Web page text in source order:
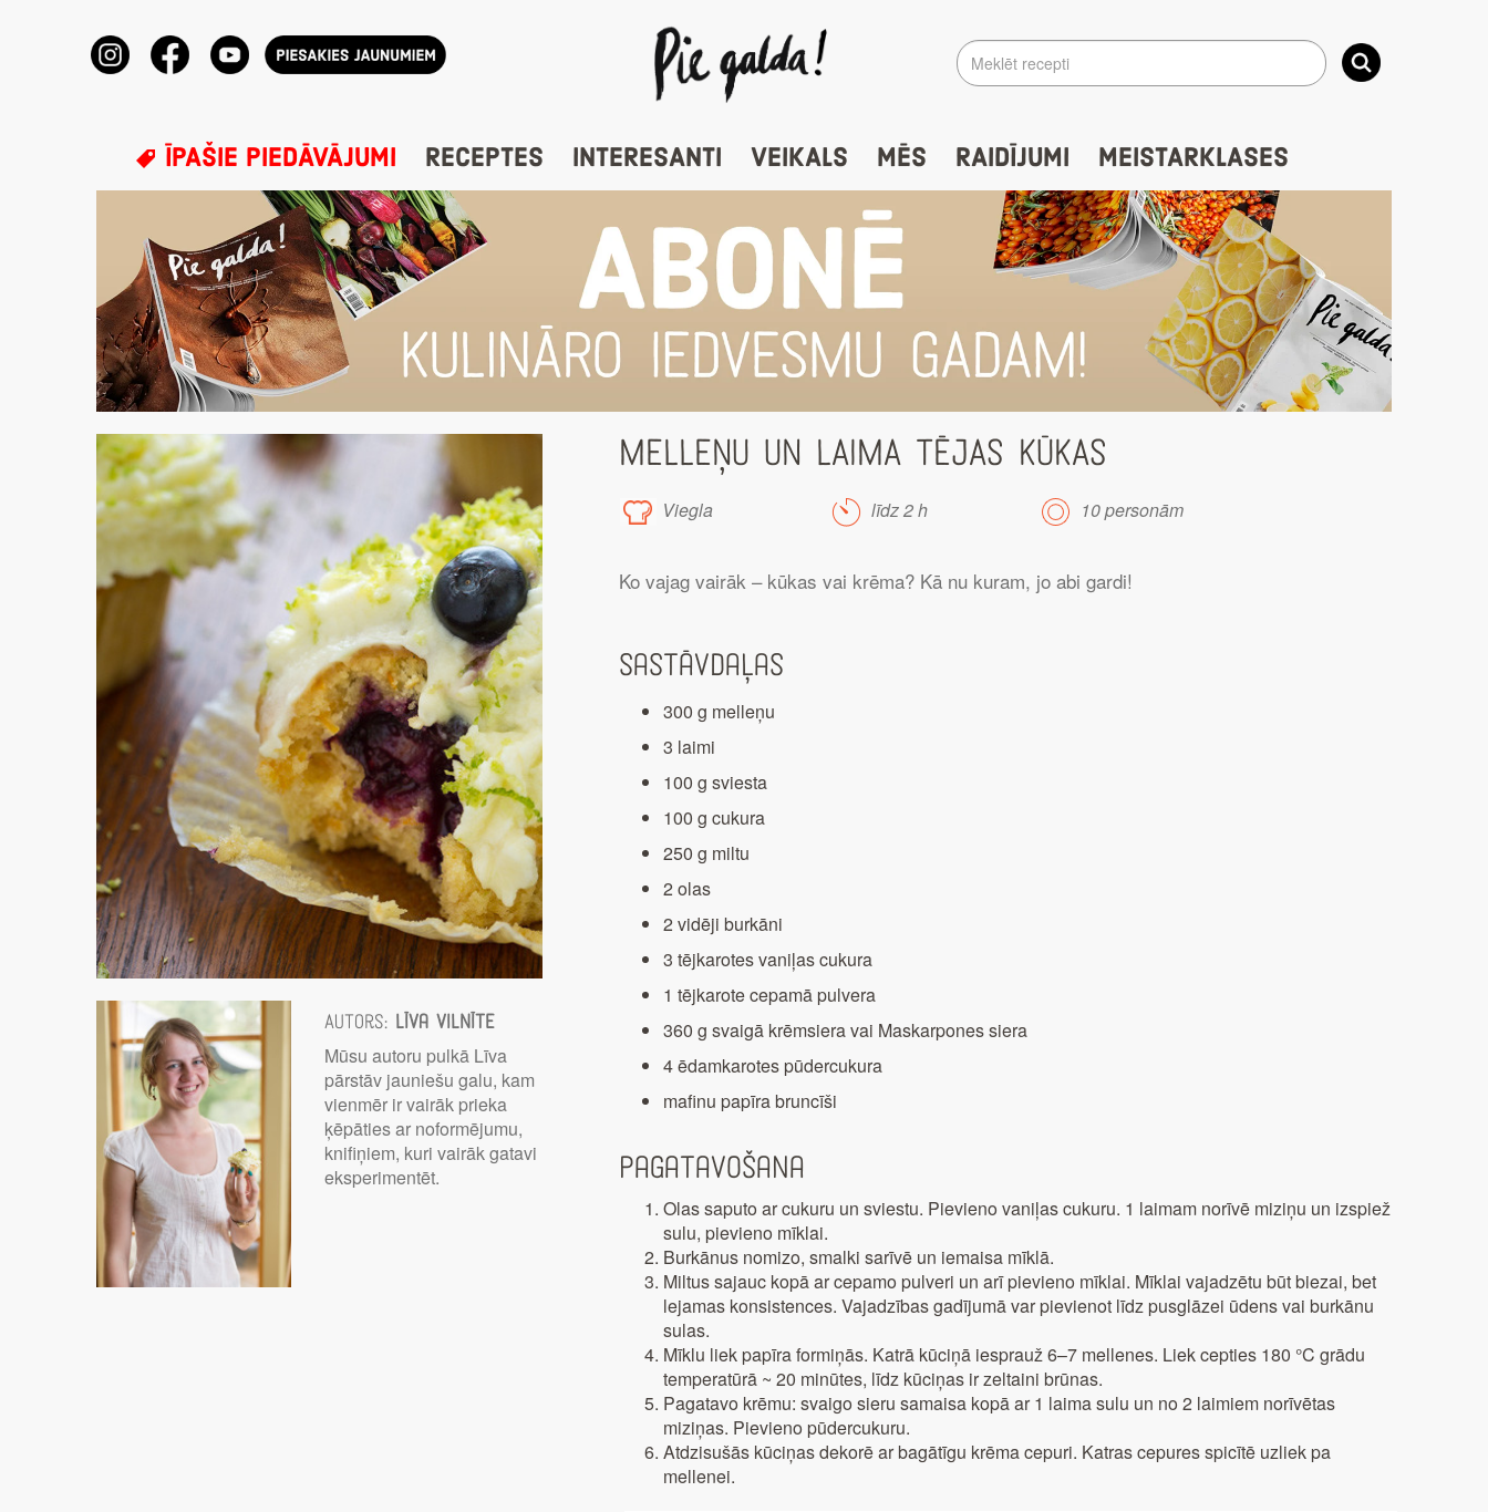
ĪPAŠIE PIEDĀVĀJUMI RECEPTES INTERESANTI VEIKALS MĒS RAIDĪJUMI MEISTARKLASES
Autors: Līva Vilnīte
Mūsu autoru pulkā Līva
pārstāv jauniešu galu, kam
vienmēr ir vairāk prieka
ķēpāties ar noformējumu,
knifiņiem, kuri vairāk gatavi
eksperimentēt.
MELLEŅU UN LAIMA TĒJAS KŪKAS
Viegla līdz 2 h 10 personām
Ko vajag vairāk – kūkas vai krēma? Kā nu kuram, jo abi gardi!
Sastāvdaļas
300 g melleņu
3 laimi
100 g sviesta
100 g cukura
250 g miltu
2 olas
2 vidēji burkāni
3 tējkarotes vaniļas cukura
1 tējkarote cepamā pulvera
360 g svaigā krēmsiera vai Maskarpones siera
4 ēdamkarotes pūdercukura
mafinu papīra bruncīši
Pagatavošana
Olas saputo ar cukuru un sviestu. Pievieno vaniļas cukuru. 1 laimam norīvē miziņu un izspiež
sulu, pievieno mīklai.
Burkānus nomizo, smalki sarīvē un iemaisa mīklā.
Miltus sajauc kopā ar cepamo pulveri un arī pievieno mīklai. Mīklai vajadzētu būt biezai, bet
lejamas konsistences. Vajadzības gadījumā var pievienot līdz pusglāzei ūdens vai burkānu
sulas.
Mīklu liek papīra formiņās. Katrā kūciņā iesprauž 6–7 mellenes. Liek cepties 180 °C grādu
temperatūrā ~ 20 minūtes, līdz kūciņas ir zeltaini brūnas.
Pagatavo krēmu: svaigo sieru samaisa kopā ar 1 laima sulu un no 2 laimiem norīvētas
miziņas. Pievieno pūdercukuru.
Atdzisušās kūciņas dekorē ar bagātīgu krēma cepuri. Katras cepures spicītē uzliek pa
mellenei.